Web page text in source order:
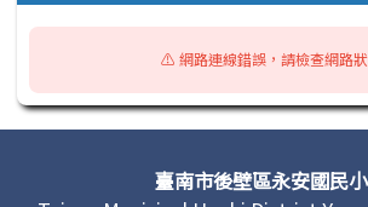
⚠️ 網路連線錯誤，請檢查網路
頁尾區域內容臺南市後壁區永安國民